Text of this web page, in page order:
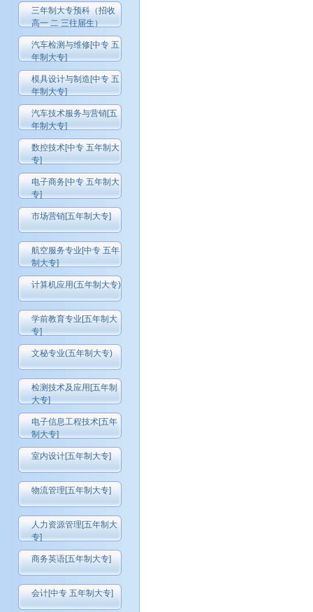
三年制大专预科（招收
高一 二 三往届生）
汽车检测与维修[中专 五
年制大专]
模具设计与制造[中专 五
年制大专]
汽车技术服务与营销[五
年制大专]
数控技术[中专 五年制大
专]
电子商务[中专 五年制大
专]
市场营销[五年制大专]
航空服务专业[中专 五年
制大专]
计算机应用(五年制大专)
学前教育专业[五年制大
专]
文秘专业(五年制大专)
检测技术及应用[五年制
大专]
电子信息工程技术[五年
制大专]
室内设计[五年制大专]
物流管理[五年制大专]
人力资源管理[五年制大
专]
商务英语[五年制大专]
会计[中专 五年制大专]